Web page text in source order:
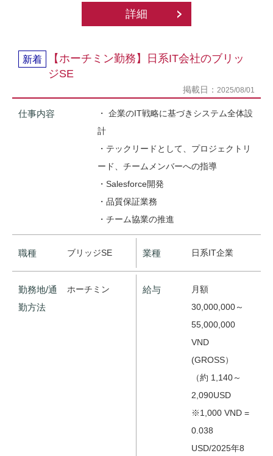
詳細
新着
【ホーチミン勤務】日系IT会社のブリッ
ジSE
掲載日： 2025/08/01
仕事内容
・ 企業のIT戦略に基づきシステム全体設
計
・テックリードとして、プロジェクトリ
ード、チームメンバーへの指導
・Salesforce開発
・品質保証業務
・チーム協業の推進
職種 ブリッジSE 業種 日系IT企業
勤務地/通
勤方法
ホーチミン 給与
月額
30,000,000～
55,000,000
VND
(GROSS）
（約 1,140～
2,090USD
※1,000 VND =
0.038
USD/2025年8